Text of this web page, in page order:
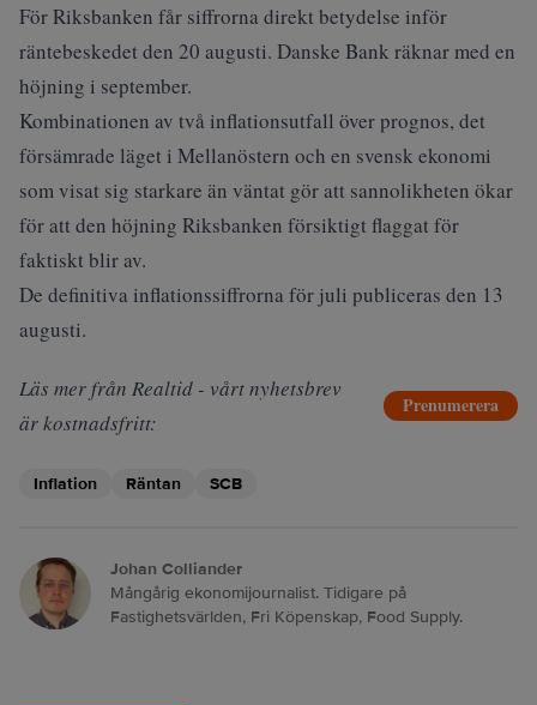
För Riksbanken får siffrorna direkt betydelse inför
räntebeskedet den 20 augusti. Danske Bank räknar med en
höjning i september.
Kombinationen av två inflationsutfall över prognos, det
försämrade läget i Mellanöstern och en svensk ekonomi
som visat sig starkare än väntat gör att sannolikheten ökar
för att den höjning Riksbanken försiktigt flaggat för
faktiskt blir av.
De definitiva inflationssiffrorna för juli publiceras den 13
augusti.
Läs mer från Realtid - vårt nyhetsbrev
är kostnadsfritt:
Prenumerera
Inflation Räntan SCB
Johan Colliander
Mångårig ekonomijournalist. Tidigare på
Fastighetsvärlden, Fri Köpenskap, Food Supply.